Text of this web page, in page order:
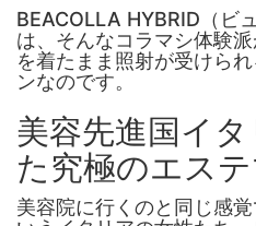
BEACOLLA HYBRID（ビ
は、そんなコラマシ体験
を着たまま照射が受けら
ンなのです。
美容先進国イ
た究極のエス
美容院に行くのと同じ感